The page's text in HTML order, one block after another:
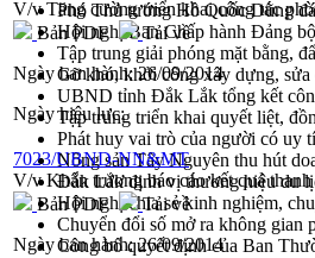
Phó Thủ tướng Hồ Quốc Dũng
Hội nghị Ban Chấp hành Đảng
Tập trung giải phóng mặt bằng,
Gỡ khó, khởi công xây dựng, sửa
UBND tỉnh Đắk Lắk tổng kết
Tập trung triển khai quyết liệt,
Phát huy vai trò của người có uy
Nông sản Tây Nguyên thu hút
Đắk Lắk định vị thương hiệu du
Hội nghị chia sẻ kinh nghiệm,
Chuyển đổi số mở ra không gian
Công bố quyết định của Ban
V/v Tăng cường triển khai công tác
Bản PDF
Tải về
Ngày ban hành:26/09/2014
Ngày hiệu lực:
7023/UBND-NN&MT
V/v Khẩn trương báo cáo kết quả
Bản PDF
Tải về
Ngày ban hành:26/09/2014